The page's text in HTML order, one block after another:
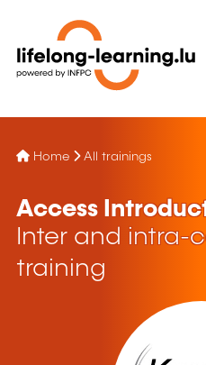
Home All trainings
Access
Inter and intra-
training